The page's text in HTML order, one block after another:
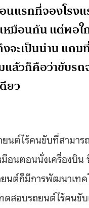
นแรกที่จองโรง
หมือนกัน แต่พอ
จะเป็นน่าน แถ
ล้วก็คือว่าขับรถ
ยว
นต์ไร้คนขับที่สามาร
อนตอนนั่งเครื่องบิน
ยนต์ก็มีการพัฒนาเท
สอบรถยนต์ไร้คนขับ